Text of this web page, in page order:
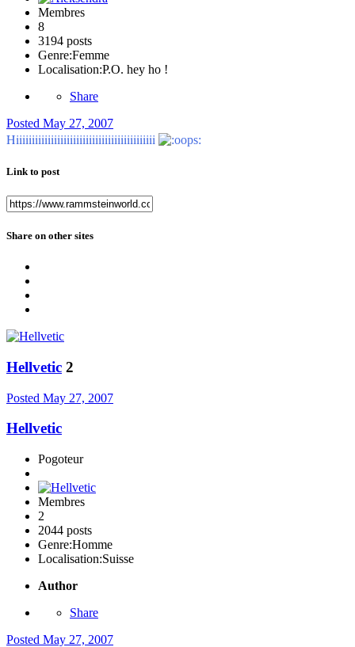
Membres
8
3194 posts
Genre:Femme
Localisation:P.O. hey ho !
Share
Posted May 27, 2007
Hiiiiiiiiiiiiiiiiiiiiiiiiiiiiiiiiiiiiiiiiiiii
Link to post
Share on other sites
Hellvetic 2
Posted May 27, 2007
Hellvetic
Pogoteur
Membres
2
2044 posts
Genre:Homme
Localisation:Suisse
Author
Share
Posted May 27, 2007